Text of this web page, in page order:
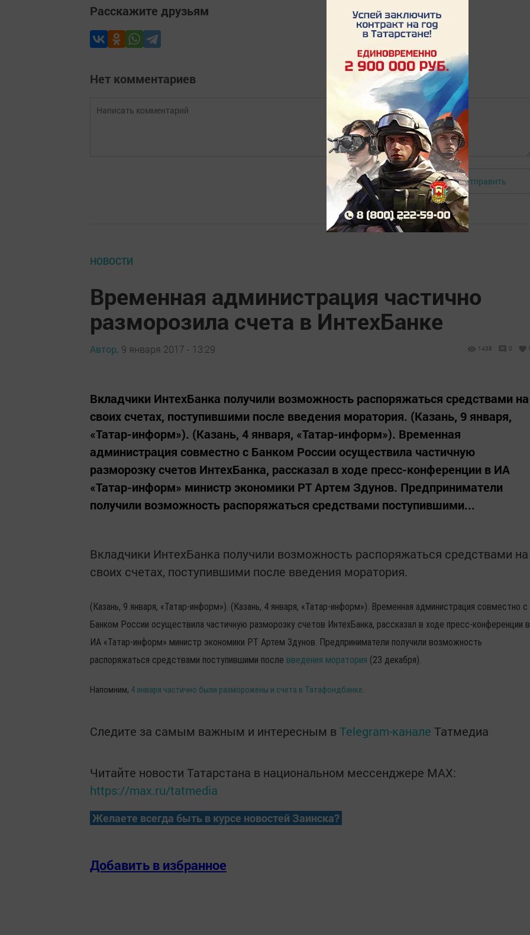
Расскажите друзьям
Нет комментариев
Авторизоваться Отправить
НОВОСТИ
Временная администрация частично
разморозила счета в ИнтехБанке
Автор, 9 января 2017 - 13:29 1438 0
Вкладчики ИнтехБанка получили возможность распоряжаться средствами на
своих счетах, поступившими после введения моратория. (Казань, 9 января,
«Татар-информ»). (Казань, 4 января, «Татар-информ»). Временная
администрация совместно с Банком России осуществила частичную
разморозку счетов ИнтехБанка, рассказал в ходе пресс-конференции в ИА
«Татар-информ» министр экономики РТ Артем Здунов. Предприниматели
получили возможность распоряжаться средствами поступившими...
Вкладчики ИнтехБанка получили возможность распоряжаться средствами на
своих счетах, поступившими после введения моратория.
(Казань, 9 января, «Татар-информ»). (Казань, 4 января, «Татар-информ»). Временная администрация совместно с
Банком России осуществила частичную разморозку счетов ИнтехБанка, рассказал в ходе пресс-конференции в
ИА «Татар-информ» министр экономики РТ Артем Здунов. Предприниматели получили возможность
распоряжаться средствами поступившими после введения моратория (23 декабря).
Напомним, 4 января частично были разморожены и счета в Татафондбанке.
Следите за самым важным и интересным в Telegram-канале Татмедиа
Читайте новости Татарстана в национальном мессенджере MАХ:
https://max.ru/tatmedia
Желаете всегда быть в курсе новостей Заинска?
Добавить в избранное